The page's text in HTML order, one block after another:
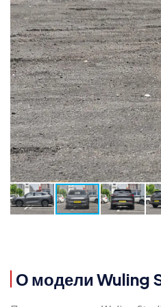
О модели Wuling